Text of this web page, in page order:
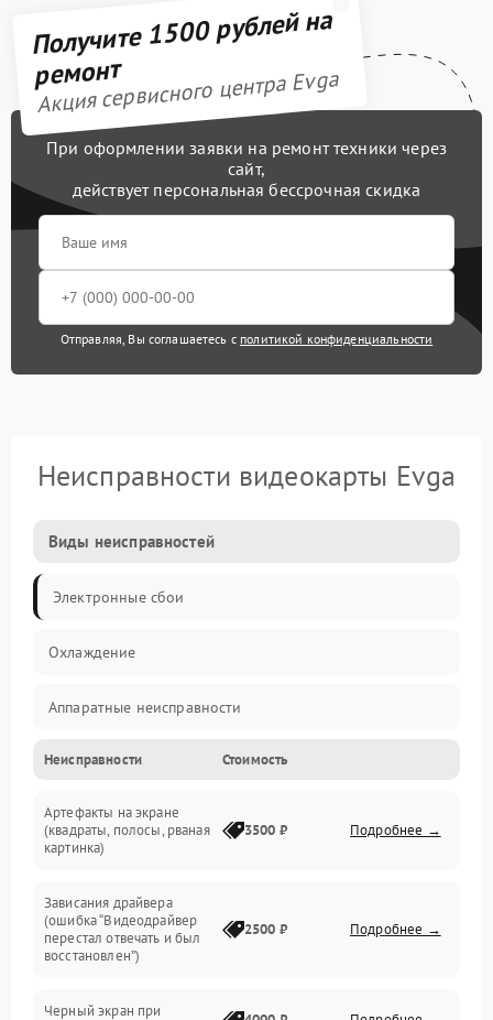
Получите 1500 рублей на
ремонт
Акция сервисного центра Evga
При оформлении заявки на ремонт техники через
сайт,
действует персональная бессрочная скидка
Отправляя, Вы соглашаетесь с политикой конфиденциальности
Неисправности видеокарты Evga
Виды неисправностей
Электронные сбои
Охлаждение
Аппаратные неисправности
Перегрев и термопроблемы
Видео
Интерфейсные и коммуникационные проблемы
Неисправности Стоимость
Артефакты на экране
(квадраты, полосы, рваная
картинка)
3500 ₽ Подробнее →
Зависания драйвера
(ошибка “Видеодрайвер
перестал отвечать и был
восстановлен”)
2500 ₽ Подробнее →
Черный экран при